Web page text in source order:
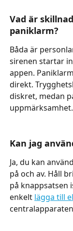
Vad är
paniklarm?
Båda är
sirenen startar
appen.
direkt.
diskret, medan
uppmärksamhet.
Kan jag
Ja, du kan
på och av. Håll
på knappsatsen
enkelt lägga till